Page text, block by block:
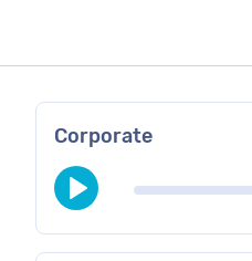
Corporate